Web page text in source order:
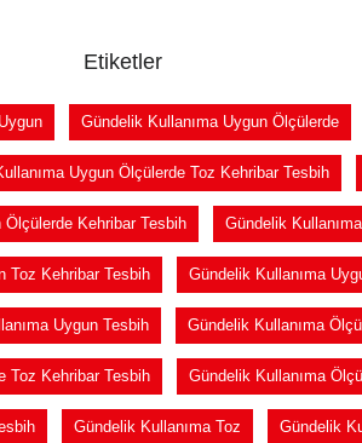
Etiketler
Gündelik Kullanıma Uygun Ölçülerde
Uygun Ölçülerde Toz Kehribar Tesbih
Kehribar Tesbih Gündelik
Toz Kehribar Tesbih Gündelik Kullanıma
Uygun Tesbih Gündelik Kullanıma
Toz Kehribar Tesbih Gündelik Kullanıma
Gündelik Kullanıma Toz Gündelik